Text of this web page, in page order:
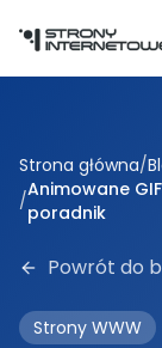
Strona główna/
/Animowane
poradnik
Powrót do
Strony WWW